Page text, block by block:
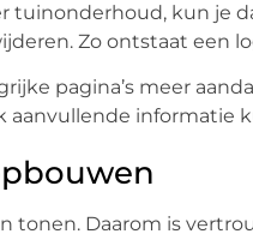
kun je
Zo ontstaat een
pagina’s meer
aanvullende informatie
tonen. Daarom is